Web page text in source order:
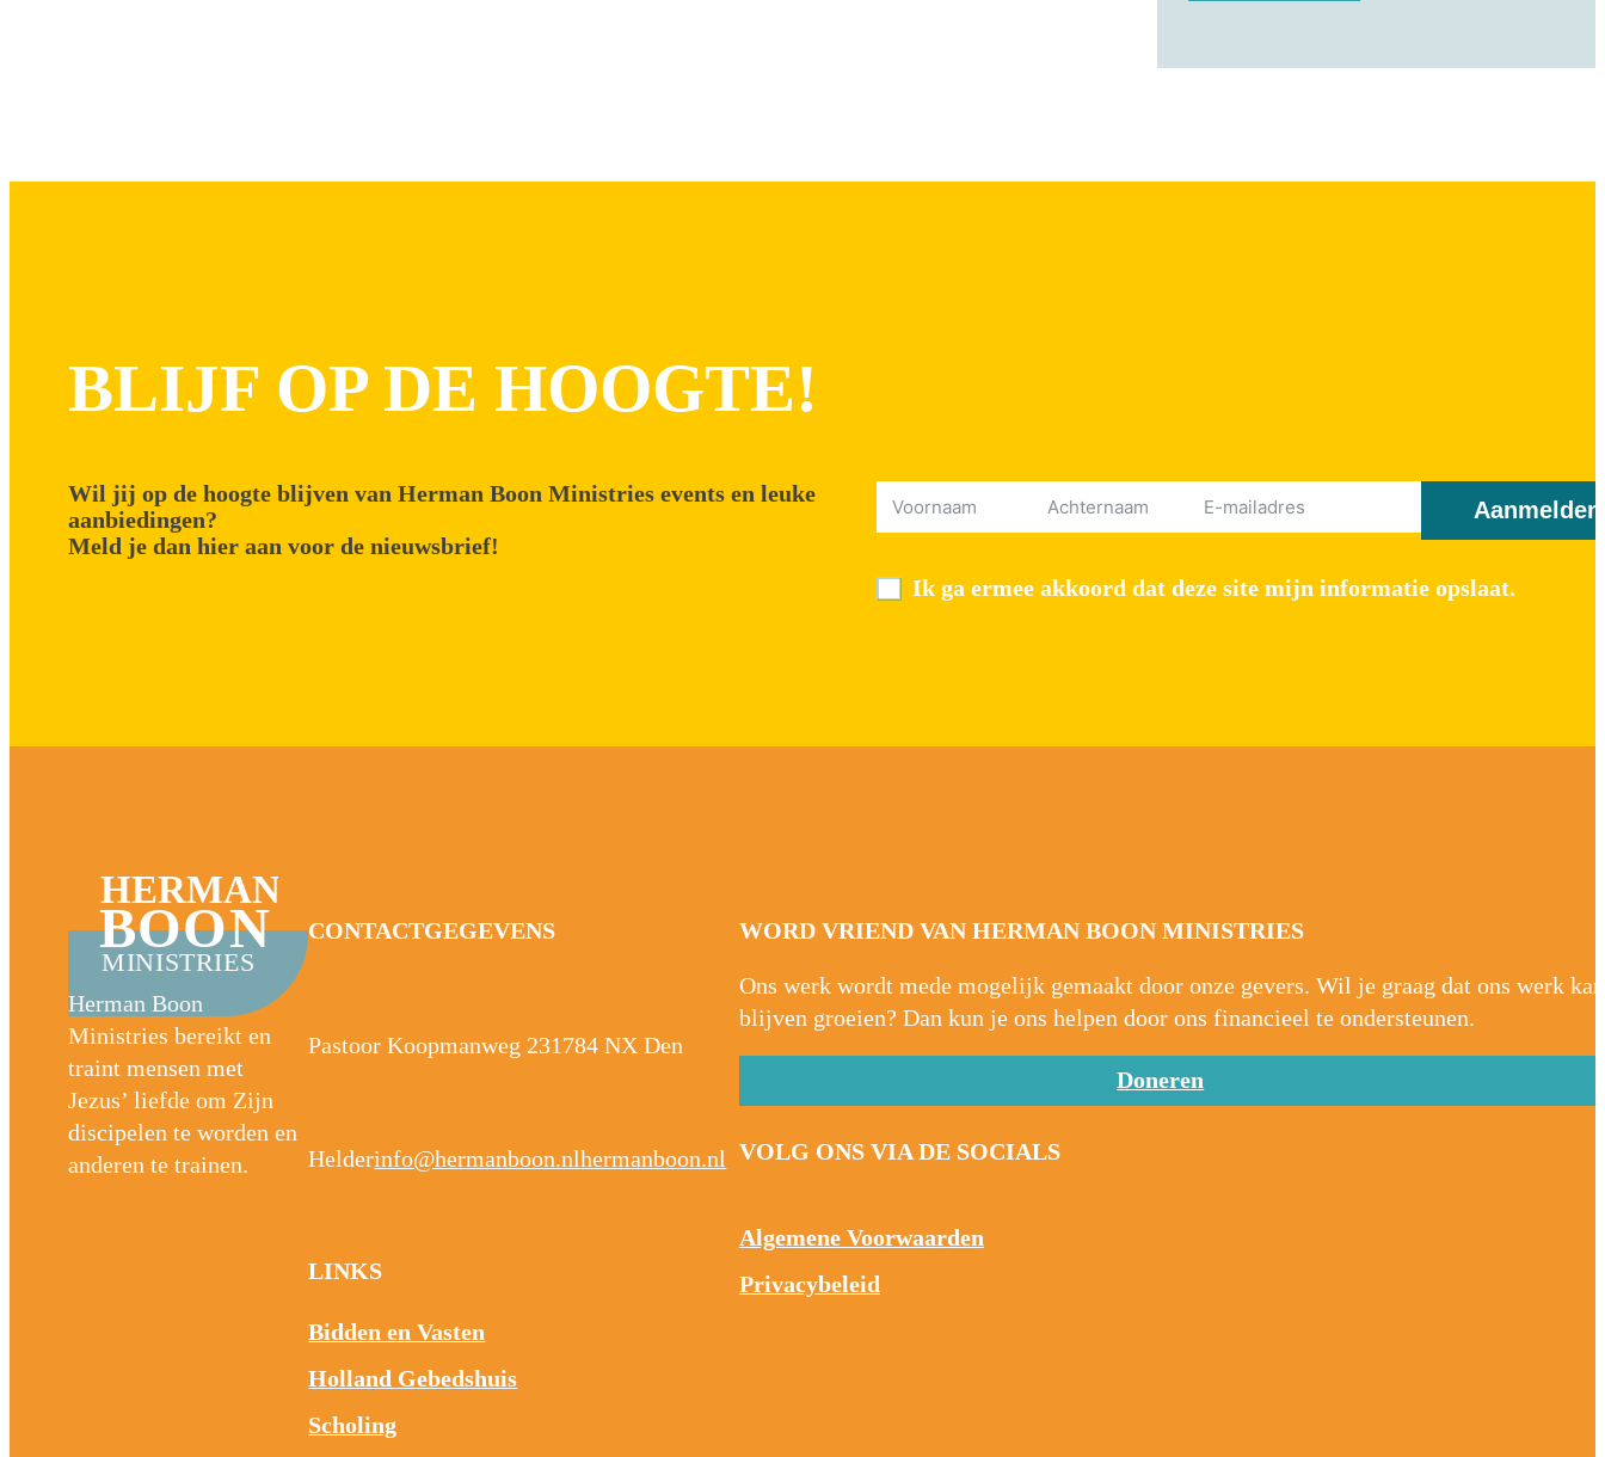
BLIJF OP DE HOOGTE!
Wil jij op de hoogte blijven van Herman Boon Ministries events en leuke
aanbiedingen?
Meld je dan hier aan voor de nieuwsbrief!
Aanmelden
Ik ga ermee akkoord dat deze site mijn informatie opslaat.
MINISTRIES
BOON
HERMAN
Herman Boon
Ministries bereikt en
traint mensen met
Jezus’ liefde om Zijn
discipelen te worden en
anderen te trainen.
CONTACTGEGEVENS
Pastoor Koopmanweg 231784 NX Den
Helderinfo@hermanboon.nlhermanboon.nl
LINKS
Bidden en Vasten
Holland Gebedshuis
Scholing
WORD VRIEND VAN HERMAN BOON MINISTRIES
Ons werk wordt mede mogelijk gemaakt door onze gevers. Wil je graag dat ons werk kan
blijven groeien? Dan kun je ons helpen door ons financieel te ondersteunen.
Doneren
VOLG ONS VIA DE SOCIALS
Algemene Voorwaarden
Privacybeleid